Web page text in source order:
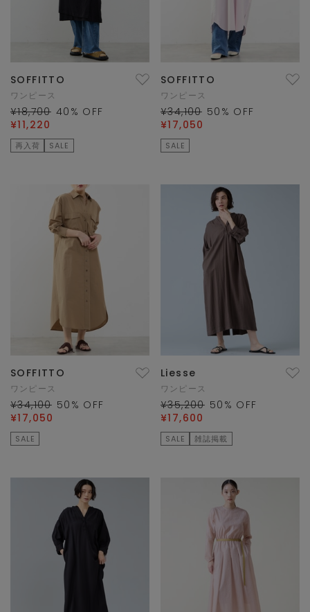
SOFFITTO
ワンピース
¥18,700 40 % OFF
¥11,220
再入荷 SALE
SOFFITTO
ワンピース
¥34,100 50 % OFF
¥17,050
SALE
SOFFITTO
ワンピース
¥34,100 50 % OFF
¥17,050
SALE
Liesse
ワンピース
¥35,200 50 % OFF
¥17,600
SALE 雑誌掲載